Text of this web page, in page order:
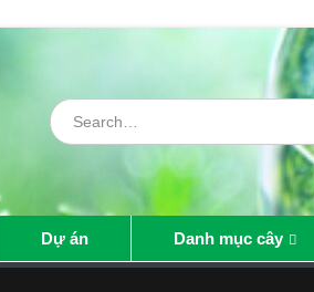
Dự án Danh mục cây